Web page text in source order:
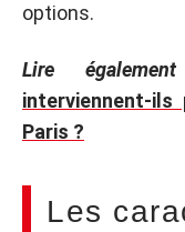
options.
Lire
interviennent-
Paris ?
Les